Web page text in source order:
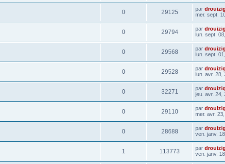
0 29125 par drouizig
mer. sept.
0 29794 par drouizig
lun. sept.
0 29568 par drouizig
lun. sept.
0 29528 par drouizig
lun. avr. 28,
0 32271 par drouizig
jeu. avr. 24,
0 29110 par drouizig
mer. avr.
0 28688 par drouizig
ven. janv.
1 113773 par drouizig
ven. janv.